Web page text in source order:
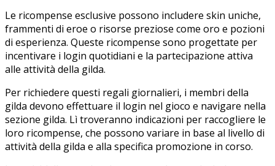
Le ricompense esclusive possono includere skin uniche,
frammenti di eroe o risorse preziose come oro e pozioni
di esperienza. Queste ricompense sono progettate per
incentivare i login quotidiani e la partecipazione attiva
alle attività della gilda.
Per richiedere questi regali giornalieri, i membri della
gilda devono effettuare il login nel gioco e navigare nella
sezione gilda. Lì troveranno indicazioni per raccogliere le
loro ricompense, che possono variare in base al livello di
attività della gilda e alla specifica promozione in corso.